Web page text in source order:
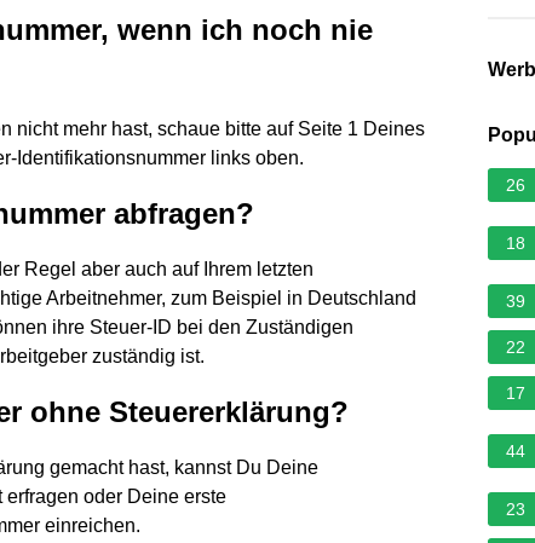
wenn ich noch nie
nicht mehr hast, schaue bitte auf Seite 1 Deines
Identifikationsnummer links oben.
abfragen?
Regel aber auch auf Ihrem letzten
Arbeitnehmer, zum Beispiel in Deutschland
ihre Steuer-ID bei den Zuständigen
zuständig ist.
ohne Steuererklärung?
gemacht hast, kannst Du Deine
oder Deine erste
einreichen.
26
18
39
22
17
44
23